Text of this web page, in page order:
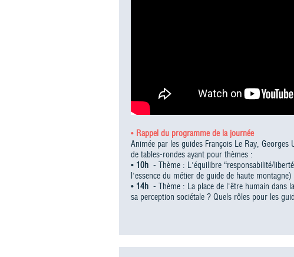
• Rappel du programme de la journée
Animée par les guides François Le Ray,
de tables-rondes ayant pour thèmes :
• 10h - Thème : L'équilibre “responsabilité/
l'essence du métier de guide de haute montagne)
• 14h - Thème : La place de l'être humain dans
sa perception sociétale ? Quels rôles pour les